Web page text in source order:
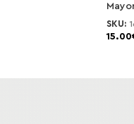
SKU:
15.00